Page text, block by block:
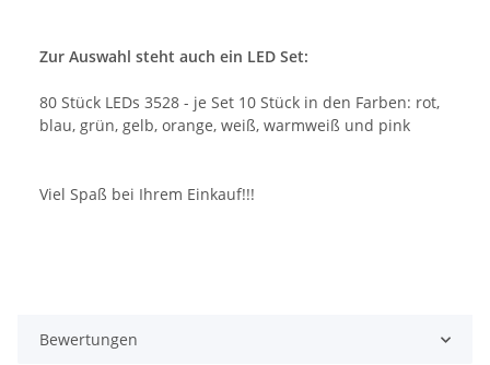
Zur Auswahl steht auch ein LED Set:
80 Stück LEDs 3528 - je Set 10 Stück in den Farben: rot,
blau, grün, gelb, orange, weiß, warmweiß und pink
Viel Spaß bei Ihrem Einkauf!!!
Bewertungen